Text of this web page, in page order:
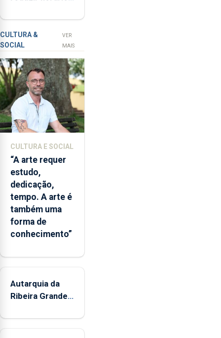
investimento
de
2,3
milhões
de
euros.
álcool na Região
CULTURA &
SOCIAL
VER
MAIS
CULTURA E SOCIAL
“A arte requer
estudo,
dedicação,
tempo. A arte é
também uma
forma de
conhecimento”
Autarquia da
Ribeira Grande
iniciativa